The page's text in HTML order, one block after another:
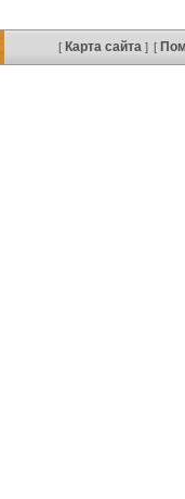
[ Карта сайта ] [